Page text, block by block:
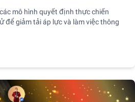
mô hình quyết định thực chiến
để giảm tải áp lực và làm việc thông